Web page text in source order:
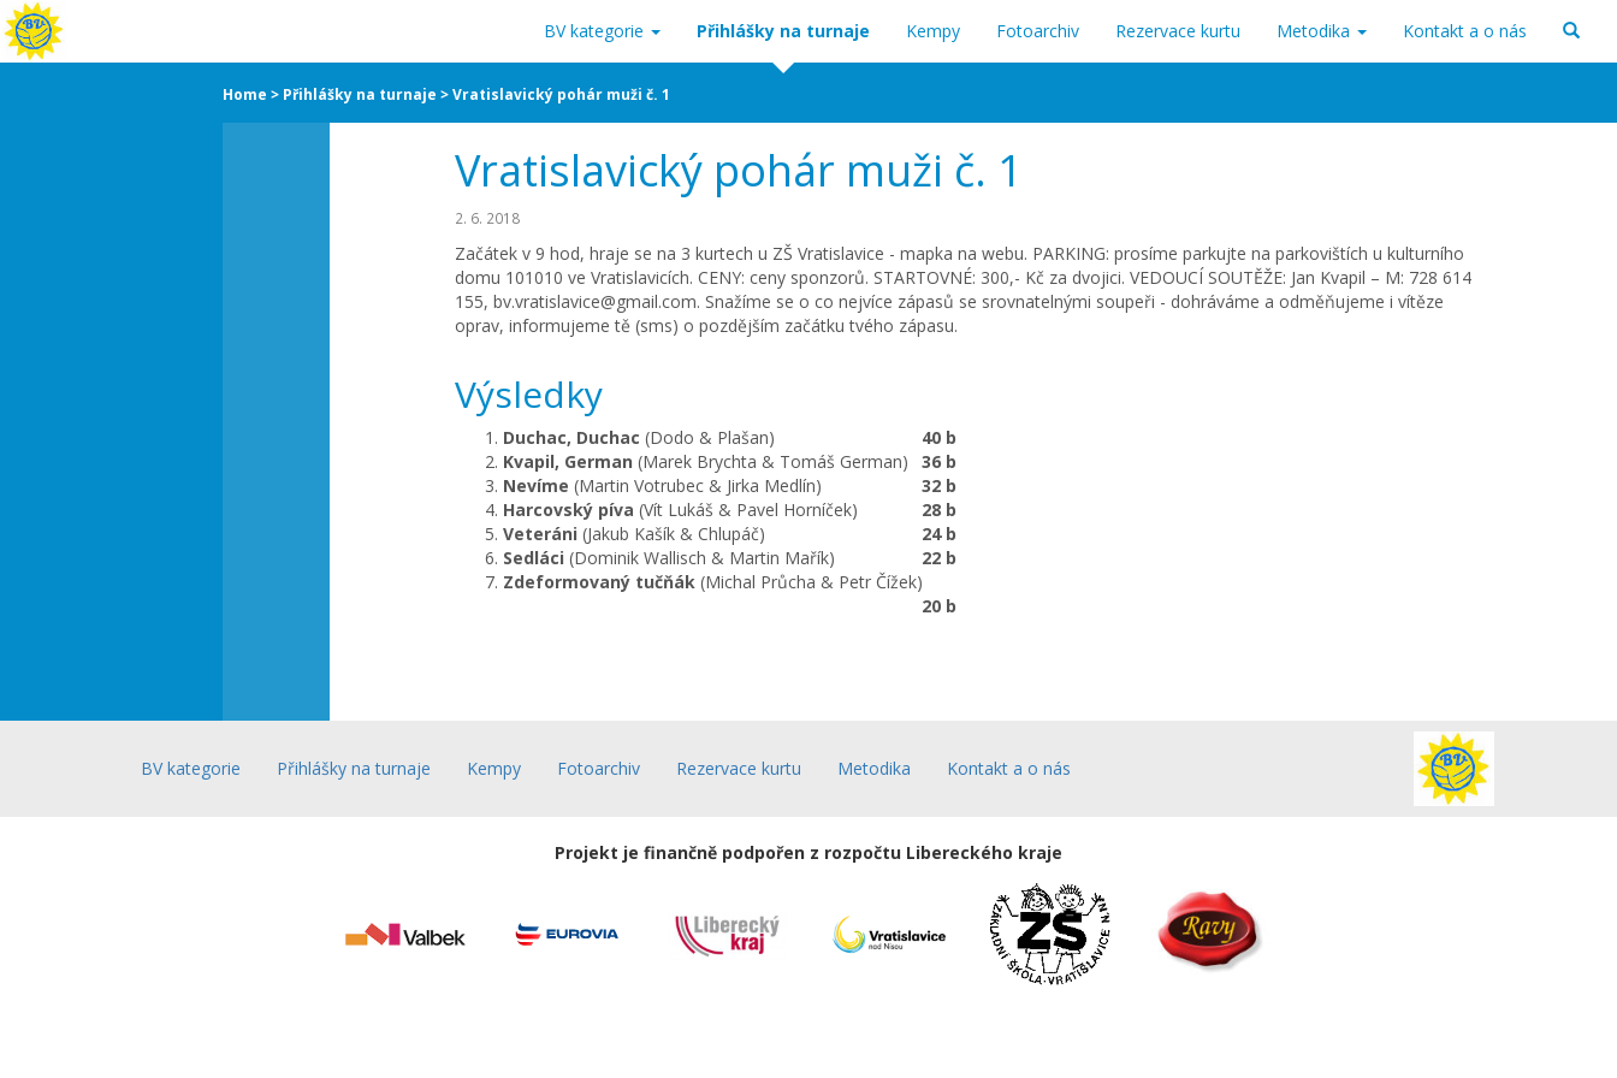
BV kategorie Přihlášky na turnaje Kempy Fotoarchiv Rezervace kurtu Metodika Kontakt a o nás
Home Přihlášky na turnaje Vratislavický pohár muži č. 1
Vratislavický pohár muži č. 1
2. 6. 2018
Začátek v 9 hod, hraje se na 3 kurtech u ZŠ Vratislavice - mapka na webu. PARKING: prosíme parkujte na parkovištích u kulturního
domu 101010 ve Vratislavicích. CENY: ceny sponzorů. STARTOVNÉ: 300,- Kč za dvojici. VEDOUCÍ SOUTĚŽE: Jan Kvapil – M: 728 614
155, bv.vratislavice@gmail.com. Snažíme se o co nejvíce zápasů se srovnatelnými soupeři - dohráváme a odměňujeme i vítěze
oprav, informujeme tě (sms) o pozdějším začátku tvého zápasu.
Výsledky
Duchac, Duchac (Dodo & Plašan)
40 b
Kvapil, German (Marek Brychta & Tomáš German)
36 b
Nevíme (Martin Votrubec & Jirka Medlín)
32 b
Harcovský píva (Vít Lukáš & Pavel Horníček)
28 b
Veteráni (Jakub Kašík & Chlupáč)
24 b
Sedláci (Dominik Wallisch & Martin Mařík)
22 b
Zdeformovaný tučňák (Michal Průcha & Petr Čížek)
20 b
BV kategorie Přihlášky na turnaje Kempy Fotoarchiv Rezervace kurtu Metodika Kontakt a o nás
Projekt je finančně podpořen z rozpočtu Libereckého kraje